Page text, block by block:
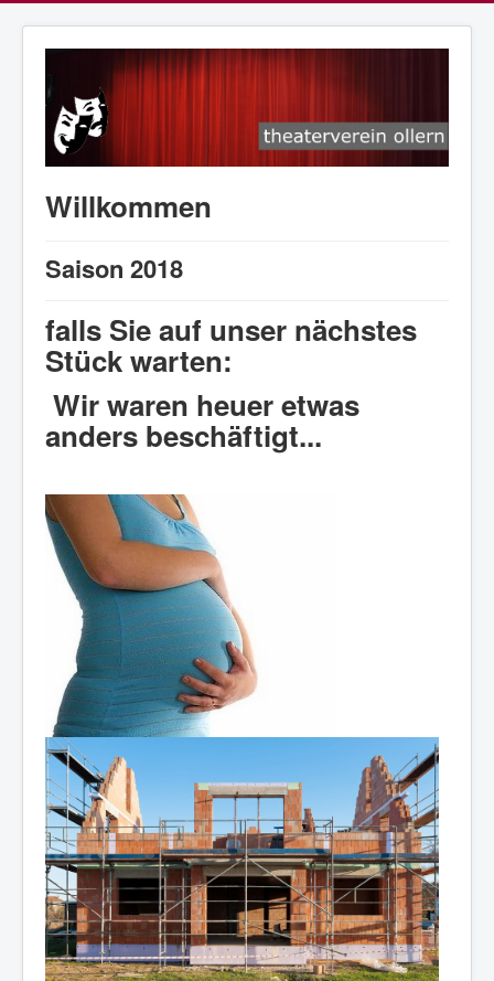
Willkommen
Saison 2018
falls Sie auf unser nächstes
Stück warten:
Wir waren heuer etwas
anders beschäftigt...